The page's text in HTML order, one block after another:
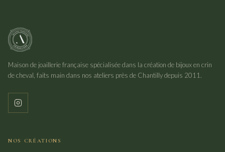
Maison de joaillerie française spécialisée dans la création de bijoux en crin
de cheval, faits main dans nos ateliers près de Chantilly depuis 2011.
NOS CRÉATIONS